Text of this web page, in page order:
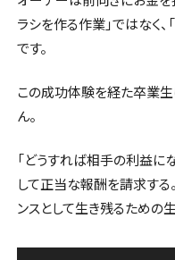
ラシを作る作業」ではなく
です。
この成功体験を経た卒業生
ん。
「どうすれば相手の利益に
して正当な報酬を請求する
ンスとして生き残るための